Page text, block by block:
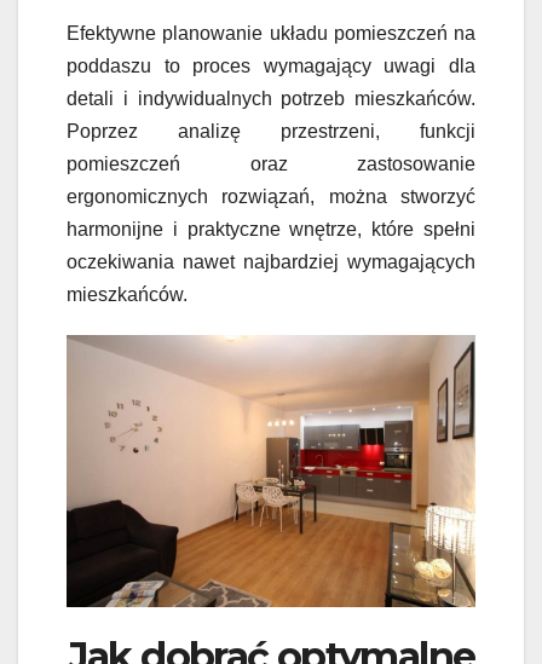
Efektywne planowanie układu pomieszczeń na
poddaszu to proces wymagający uwagi dla
detali i indywidualnych potrzeb mieszkańców.
Poprzez analizę przestrzeni, funkcji
pomieszczeń oraz zastosowanie
ergonomicznych rozwiązań, można stworzyć
harmonijne i praktyczne wnętrze, które spełni
oczekiwania nawet najbardziej wymagających
mieszkańców.